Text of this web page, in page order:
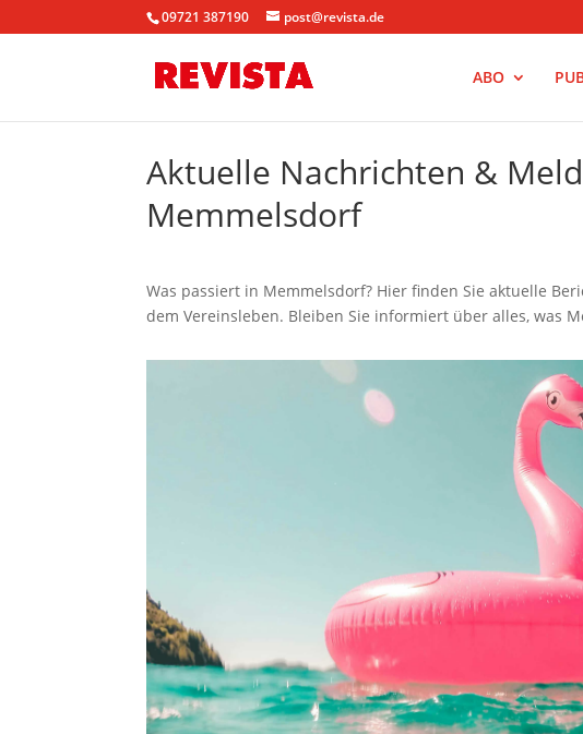
09721 387190 post@revista.de
ABO
Aktuelle Nachrichten &
Memmelsdorf
Was passiert in Memmelsdorf? Hier finden Sie aktuelle
dem Vereinsleben. Bleiben Sie informiert über alles, was